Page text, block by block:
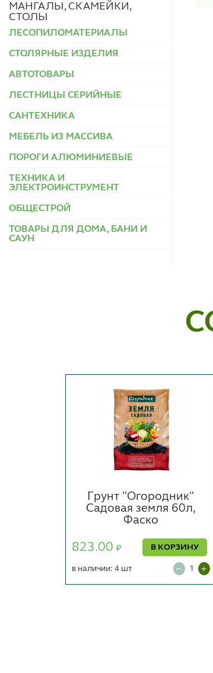
МАНГАЛЫ, СКАМЕЙКИ,
СТОЛЫ
ЛЕСОПИЛОМАТЕРИАЛЫ
СТОЛЯРНЫЕ ИЗДЕЛИЯ
АВТОТОВАРЫ
ЛЕСТНИЦЫ СЕРИЙНЫЕ
САНТЕХНИКА
МЕБЕЛЬ ИЗ МАССИВА
ПОРОГИ АЛЮМИНИЕВЫЕ
ТЕХНИКА И
ЭЛЕКТРОИНСТРУМЕНТ
ОБЩЕСТРОЙ
ТОВАРЫ ДЛЯ ДОМА, БАНИ И
САУН
Грунт "Огородник"
Садовая земля 60л,
Фаско
823.00 ₽ В КОРЗИНУ
в наличии: 4 шт